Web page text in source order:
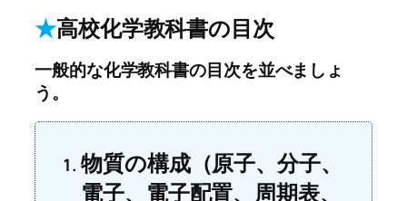
★高校化学教科書の目次
一般的な化学教科書の目次を並べましょ
う。
物質の構成（原子、分子、
電子、電子配置、周期表、